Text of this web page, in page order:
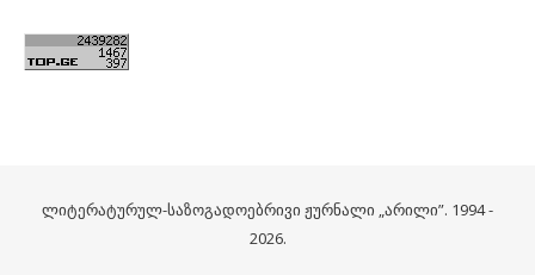
ლიტერატურულ-საზოგადოებრივი ჟურნალი „არილი”. 1994 -
2026.